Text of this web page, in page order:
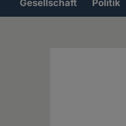
Hauptnavigation
Gesellschaft Politik